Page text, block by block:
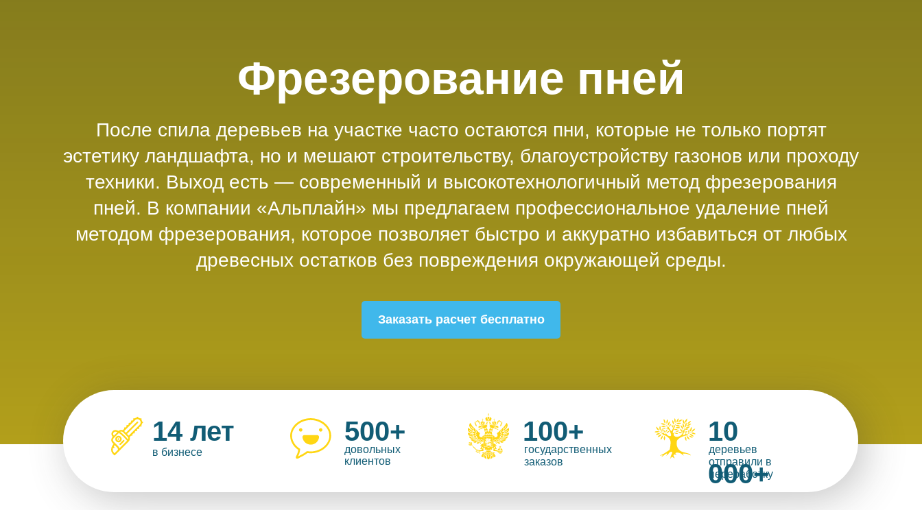
После спила деревьев на участке часто остаются пни, которые не только портят
эстетику ландшафта, но и мешают строительству, благоустройству газонов или проходу
техники. Выход есть — современный и высокотехнологичный метод фрезерования
пней. В компании «Альплайн» мы предлагаем профессиональное удаление пней
методом фрезерования, которое позволяет быстро и аккуратно избавиться от любых
древесных остатков без повреждения окружающей среды.
в бизнесе
государственных
заказов
деревьев
отправили в
переработку
100+
500+
довольных
клиентов
10
000+
Фрезерование пней
14 лет
Заказать расчет бесплатно